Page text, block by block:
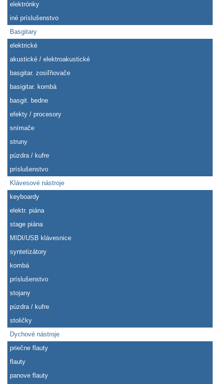
elektrónky
iné príslušenstvo
Basgitary
elektrické
akustické / elektroakustické
basgitar. zosiľňovače
basigitar. kombá
basgit. bedne
efekty / procesory
snímače
struny
púzdra / kufre
príslušenstvo
Klávesové nástroje
keyboardy
elektr. piána
stage piána
MIDI/USB klávesnice
syntetizátory
kombá
príslušenstvo
stojany
púzdra / kufre
stoličky
Dychové nástroje
priečne flauty
flauty
panove flauty